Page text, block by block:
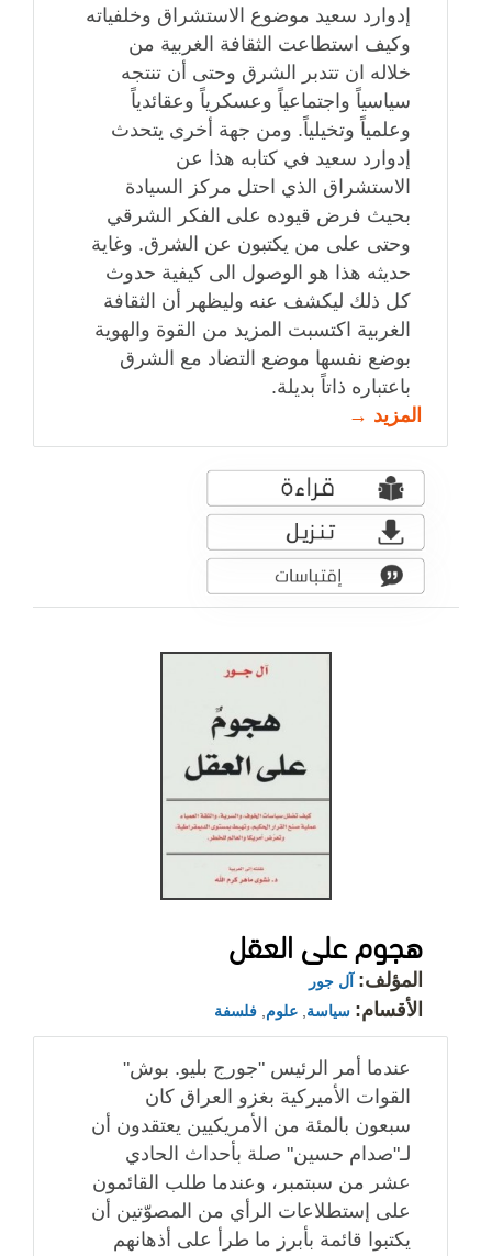
إدوارد سعيد موضوع الاستشراق وخلفياته
وكيف استطاعت الثقافة الغربية من
خلاله ان تتدبر الشرق وحتى أن تنتجه
سياسياً واجتماعياً وعسكرياً وعقائدياً
وعلمياً وتخيلياً. ومن جهة أخرى يتحدث
إدوارد سعيد في كتابه هذا عن
الاستشراق الذي احتل مركز السيادة
بحيث فرض قيوده على الفكر الشرقي
وحتى على من يكتبون عن الشرق. وغاية
حديثه هذا هو الوصول الى كيفية حدوث
كل ذلك ليكشف عنه وليظهر أن الثقافة
الغربية اكتسبت المزيد من القوة والهوية
بوضع نفسها موضع التضاد مع الشرق
باعتباره ذاتاً بديلة.
المزيد →
هجوم على العقل
المؤلف: آل جور
الأقسام: سياسة علوم فلسفة
عندما أمر الرئيس "جورج بليو. بوش"
القوات الأميركية بغزو العراق كان
سبعون بالمئة من الأمريكيين يعتقدون أن
لـ"صدام حسين" صلة بأحداث الحادي
عشر من سبتمبر، وعندما طلب القائمون
على إستطلاعات الرأي من المصوّتين أن
يكتبوا قائمة بأبرز ما طرأ على أذهانهم